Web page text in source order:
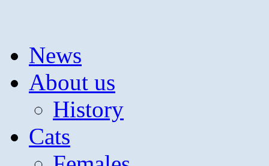
Hoppa
till
innehållNews
About us
History
Cats